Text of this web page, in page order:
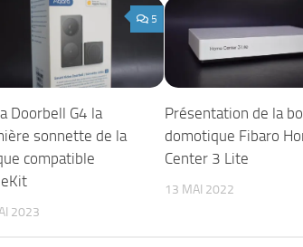
5
Doorbell G4 la
sonnette de la
compatible
2023
Présentation de la
domotique Fibaro
Center 3 Lite
13 MAI 2022